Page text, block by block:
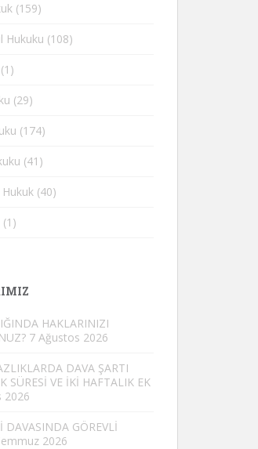
(159)
Hukuku (108)
(1)
(29)
(174)
(41)
Hukuk (40)
(1)
HAKLARINIZI
7 Ağustos 2026
DAVA ŞARTI
SÜRESİ VE İKİ HAFTALIK EK
2026
GÖREVLİ
2026